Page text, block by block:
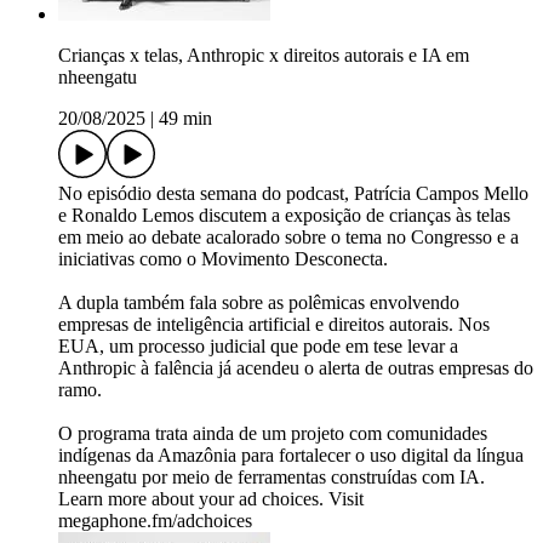
Crianças x telas, Anthropic x direitos autorais e IA em
nheengatu
20/08/2025
49 min
No episódio desta semana do podcast, Patrícia Campos Mello
e Ronaldo Lemos discutem a exposição de crianças às telas
em meio ao debate acalorado sobre o tema no Congresso e a
iniciativas como o Movimento Desconecta.
A dupla também fala sobre as polêmicas envolvendo
empresas de inteligência artificial e direitos autorais. Nos
EUA, um processo judicial que pode em tese levar a
Anthropic à falência já acendeu o alerta de outras empresas do
ramo.
O programa trata ainda de um projeto com comunidades
indígenas da Amazônia para fortalecer o uso digital da língua
nheengatu por meio de ferramentas construídas com IA.
Learn more about your ad choices. Visit
megaphone.fm/adchoices